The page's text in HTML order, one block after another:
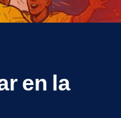
en la